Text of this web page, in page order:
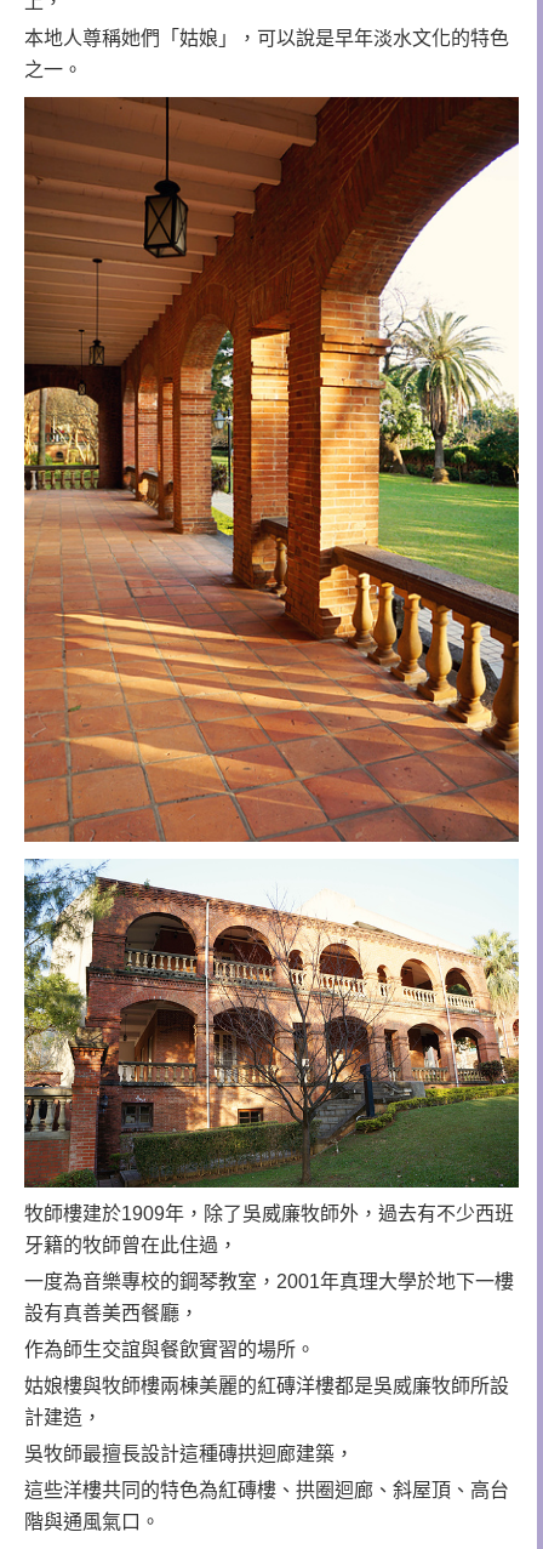
本地人尊稱她們「姑娘」，可以說是早年淡水文化的特色
之一。
牧師樓建於1909年，除了吳威廉牧師外，過去有不少西班
牙籍的牧師曾在此住過，
一度為音樂專校的鋼琴教室，2001年真理大學於地下一樓
設有真善美西餐廳，
作為師生交誼與餐飲實習的場所。
姑娘樓與牧師樓兩棟美麗的紅磚洋樓都是吳威廉牧師所設
計建造，
吳牧師最擅長設計這種磚拱迴廊建築，
這些洋樓共同的特色為紅磚樓、拱圈迴廊、斜屋頂、高台
階與通風氣口。